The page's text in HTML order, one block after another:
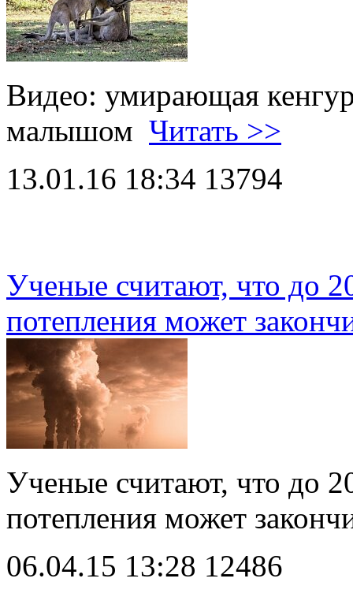
Видео: умирающая
малышом Читать >>
13.01.16 18:34 13794
Ученые считают, что до
потепления может
Ученые считают, что до
потепления может
06.04.15 13:28 12486